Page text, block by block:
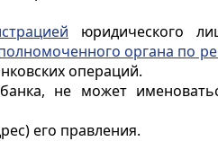
юридического
органа по
операций.
не может
его правления.